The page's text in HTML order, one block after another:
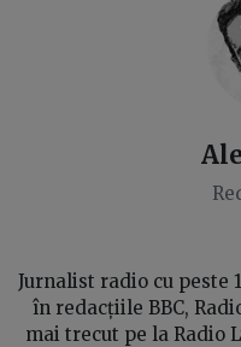
Jurnalist radio cu peste
în redacțiile BBC,
mai trecut pe la Radio